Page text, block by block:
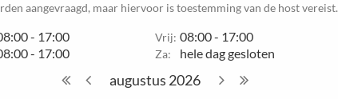
aangevraagd, maar hiervoor is toestemming van de host vereist.
- 17:00
- 17:00
Vrij: 08:00 - 17:00
Za: hele dag gesloten
augustus 2026